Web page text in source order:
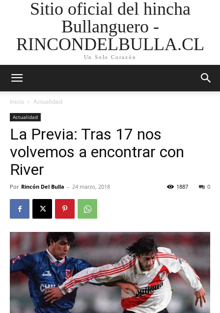
Sitio oficial del hincha
Bullanguero -
RINCONDELBULLA.CL
Un Solo Corazón
Inicio Actualidad
Actualidad
La Previa: Tras 17 nos
volvemos a encontrar con
River
Por Rincón Del Bulla - 24 marzo, 2018 0
1887